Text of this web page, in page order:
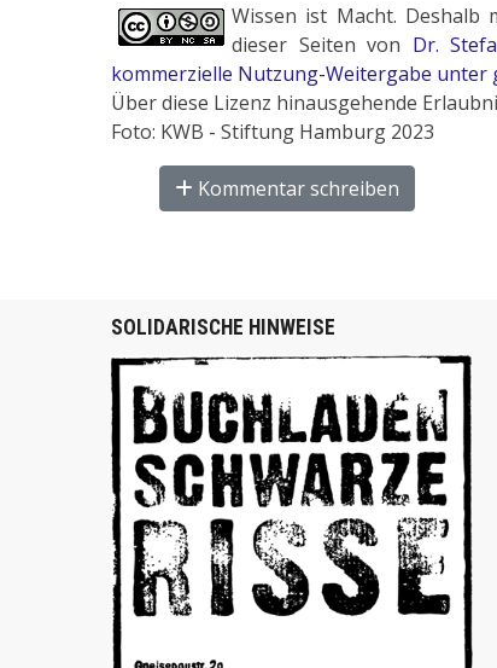
Wissen ist Macht. Deshalb
dieser Seiten von Dr.
kommerzielle Nutzung-Weitergabe unter
Über diese Lizenz hinausgehende
Foto: KWB - Stiftung Hamburg 2023
Kommentar schreiben
SOLIDARISCHE HINWEISE